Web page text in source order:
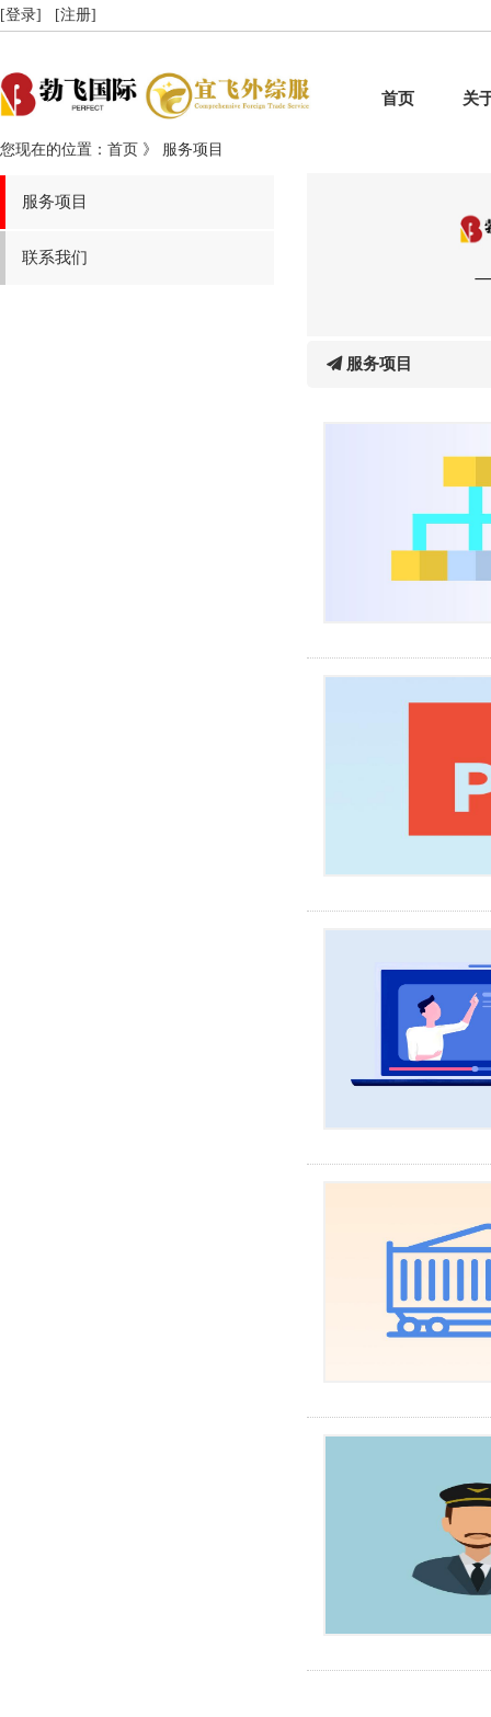
[登录] [注册]
首页 关
您现在的位置：首页 》 服务项目
服务项目
联系我们
服务项目